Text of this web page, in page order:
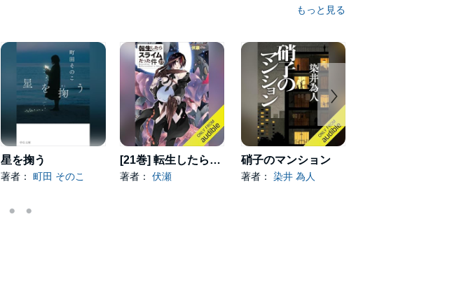
もっと見る
星を掬う
著者：町田 そのこ
[21巻] 転生したらスライムだった件 21
著者： 伏瀬
硝子のマンション
著者： 染井 為人